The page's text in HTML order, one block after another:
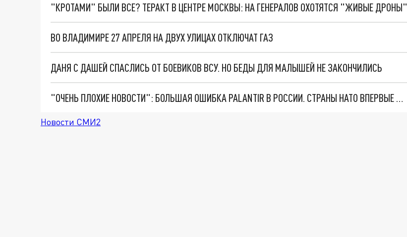
"КРОТАМИ" БЫЛИ ВСЕ? ТЕРАКТ В ЦЕНТРЕ МОСКВЫ: НА ГЕНЕРАЛОВ ОХОТЯТСЯ "ЖИВЫЕ ДРОНЫ"
ВО ВЛАДИМИРЕ 27 АПРЕЛЯ НА ДВУХ УЛИЦАХ ОТКЛЮЧАТ ГАЗ
ДАНЯ С ДАШЕЙ СПАСЛИСЬ ОТ БОЕВИКОВ ВСУ. НО БЕДЫ ДЛЯ МАЛЫШЕЙ НЕ ЗАКОНЧИЛИСЬ
"ОЧЕНЬ ПЛОХИЕ НОВОСТИ": БОЛЬШАЯ ОШИБКА PALANTIR В РОССИИ. СТРАНЫ НАТО ВПЕРВЫЕ ЗА СВО ОСТАНОВИЛИ ПОСТАВКИ ОРУЖИЯ. ВСУ ТЕРЯЮТ ПРИГРАНИЧЬЕ?
Новости СМИ2